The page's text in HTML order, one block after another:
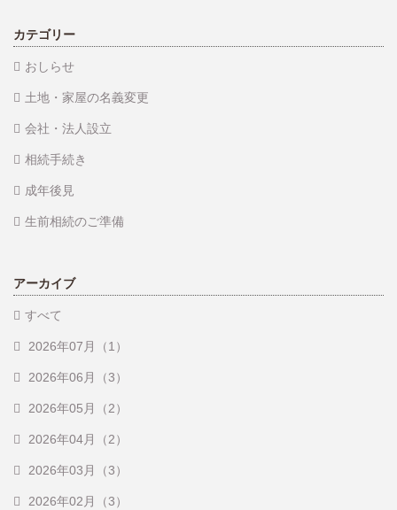
カテゴリー
おしらせ
土地・家屋の名義変更
会社・法人設立
相続手続き
成年後見
生前相続のご準備
アーカイブ
すべて
2026年07月（1）
2026年06月（3）
2026年05月（2）
2026年04月（2）
2026年03月（3）
2026年02月（3）